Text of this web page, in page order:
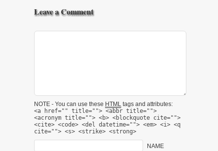
Leave a Comment
NOTE - You can use these HTML tags and attributes:
<a href="" title=""> <abbr title="">
<acronym title=""> <b> <blockquote cite="">
<cite> <code> <del datetime=""> <em> <i> <q
cite=""> <s> <strike> <strong>
NAME